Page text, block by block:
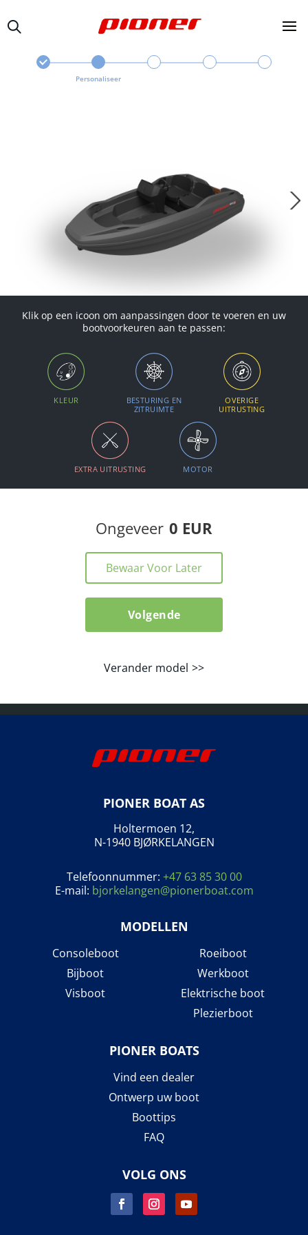
Personaliseer
Klik op een icoon om aanpassingen door te voeren en uw
bootvoorkeuren aan te passen:
KLEUR
BESTURING EN
ZITRUIMTE
OVERIGE
UITRUSTING
EXTRA UITRUSTING MOTOR
Ongeveer 0 EUR
Bewaar Voor Later
Volgende
Verander model
PIONER BOAT AS
Holtermoen 12,
N-1940 BJØRKELANGEN
Telefoonnummer: +47 63 85 30 00
E-mail: bjorkelangen@pionerboat.com
MODELLEN
Consoleboot
Bijboot
Visboot
Roeiboot
Werkboot
Elektrische boot
Plezierboot
PIONER BOATS
Vind een dealer
Ontwerp uw boot
Boottips
FAQ
VOLG ONS